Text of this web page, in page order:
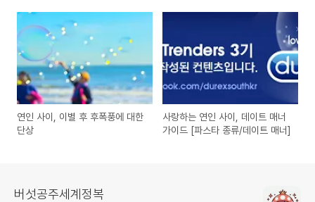
연인 사이, 이별 후 후폭풍에 대한
단상
사랑하는 연인 사이, 데이트 매너
가이드 [파스타 종류/데이트 매너]
버섯공주세계정복